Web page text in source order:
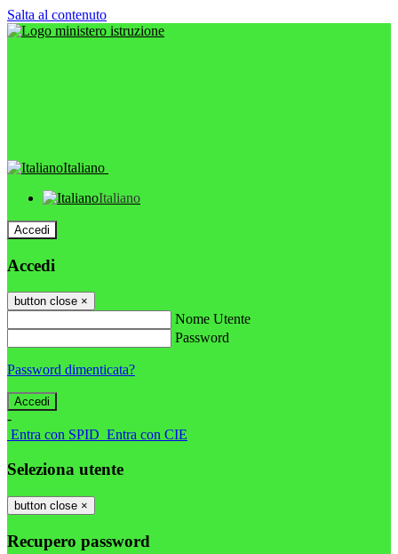
Salta al contenuto
Italiano
Italiano
Accedi
Accedi
button close ×
Nome Utente
Password
Password dimenticata?
-
Entra con SPID Entra con CIE
Seleziona utente
button close ×
Recupero password